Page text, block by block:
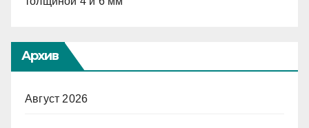
Архив
Август 2026